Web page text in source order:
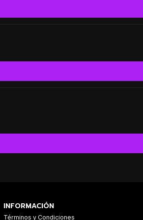
INFORMACIÓN
Términos y Condiciones